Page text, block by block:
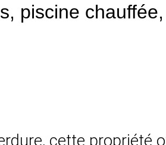
piscine
cette